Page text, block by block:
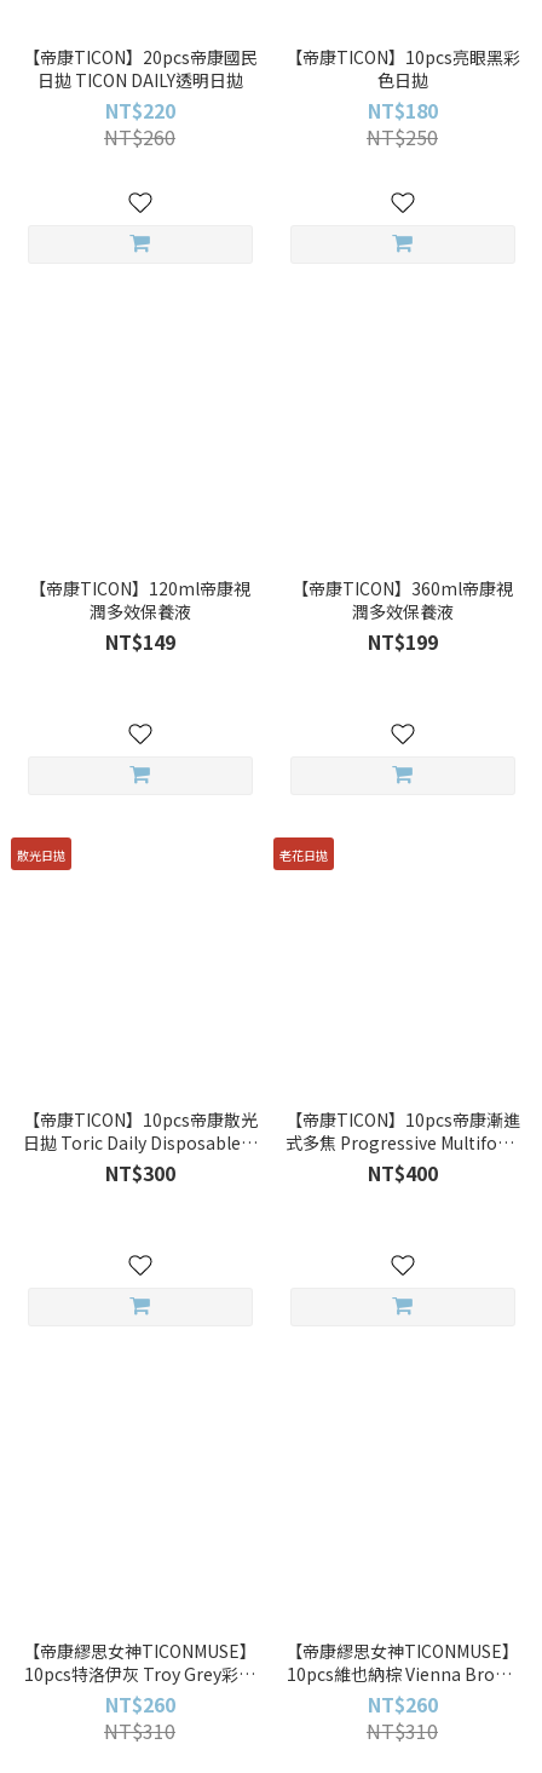
【帝康TICON】20pcs帝康國民
日拋 TICON DAILY透明日拋
NT$220
NT$260
【帝康TICON】10pcs亮眼黑彩
色日拋
NT$180
NT$250
【帝康TICON】120ml帝康視
潤多效保養液
NT$149
【帝康TICON】360ml帝康視
潤多效保養液
NT$199
散光日拋
【帝康TICON】10pcs帝康散光
日拋 Toric Daily Disposable散
光
NT$300
老花日拋
【帝康TICON】10pcs帝康漸進
式多焦 Progressive Multifocal
漸進多焦透明日拋
NT$400
【帝康繆思女神TICONMUSE】
10pcs特洛伊灰 Troy Grey彩色
日拋
NT$260
NT$310
【帝康繆思女神TICONMUSE】
10pcs維也納棕 Vienna Brown
彩色日拋
NT$260
NT$310